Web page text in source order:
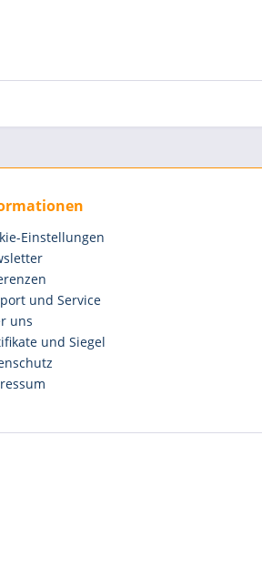
Einstellungen
und Service
uns
und Siegel